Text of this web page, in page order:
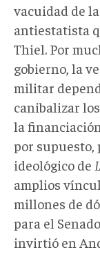
vacuidad de
antiestatista
Thiel. Por
gobierno, la
militar
canibalizar
la
por supuesto,
ideológico de
amplios
millones de
para el
invirtió en